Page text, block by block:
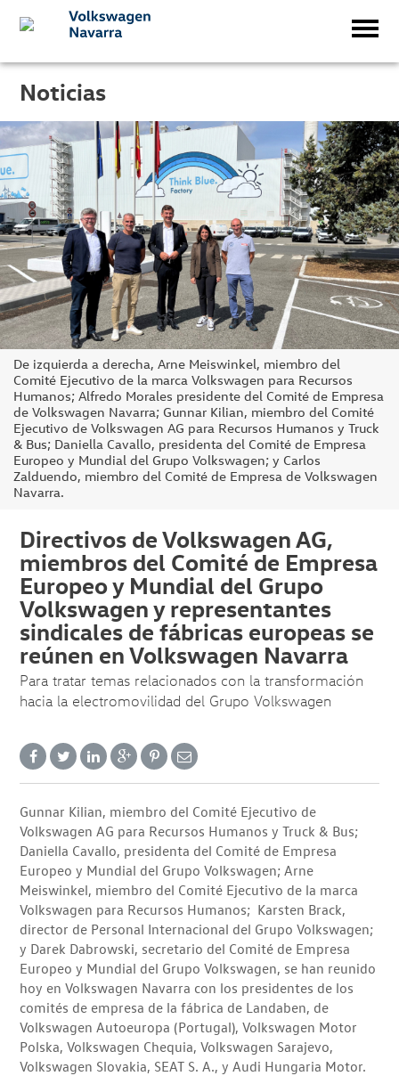
Noticias
De izquierda a derecha, Arne Meiswinkel, miembro del
Comité Ejecutivo de la marca Volkswagen para Recursos
Humanos; Alfredo Morales presidente del Comité de Empresa
de Volkswagen Navarra; Gunnar Kilian, miembro del Comité
Ejecutivo de Volkswagen AG para Recursos Humanos y Truck
& Bus; Daniella Cavallo, presidenta del Comité de Empresa
Europeo y Mundial del Grupo Volkswagen; y Carlos
Zalduendo, miembro del Comité de Empresa de Volkswagen
Navarra.
Directivos de Volkswagen AG,
miembros del Comité de Empresa
Europeo y Mundial del Grupo
Volkswagen y representantes
sindicales de fábricas europeas se
reúnen en Volkswagen Navarra
Para tratar temas relacionados con la transformación
hacia la electromovilidad del Grupo Volkswagen
Gunnar Kilian, miembro del Comité Ejecutivo de
Volkswagen AG para Recursos Humanos y Truck & Bus;
Daniella Cavallo, presidenta del Comité de Empresa
Europeo y Mundial del Grupo Volkswagen; Arne
Meiswinkel, miembro del Comité Ejecutivo de la marca
Volkswagen para Recursos Humanos; Karsten Brack,
director de Personal Internacional del Grupo Volkswagen;
y Darek Dabrowski, secretario del Comité de Empresa
Europeo y Mundial del Grupo Volkswagen, se han reunido
hoy en Volkswagen Navarra con los presidentes de los
comités de empresa de la fábrica de Landaben, de
Volkswagen Autoeuropa (Portugal), Volkswagen Motor
Polska, Volkswagen Chequia, Volkswagen Sarajevo,
Volkswagen Slovakia, SEAT S. A., y Audi Hungaria Motor.